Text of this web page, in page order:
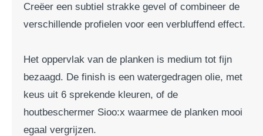
Creëer een subtiel strakke gevel of combineer de
verschillende profielen voor een verbluffend effect.
Het oppervlak van de planken is medium tot fijn
bezaagd. De finish is een watergedragen olie, met
keus uit 6 sprekende kleuren, of de
houtbeschermer Sioo:x waarmee de planken mooi
egaal vergrijzen.